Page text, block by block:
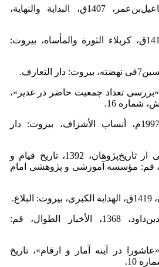
ابن‌کثیر دمشقی، اسماعیل‌بن‌عمر، 1407ق، البدایة والنهایة،
احمد حسین یعقوب، 1418ق، کربلاء الثورة والمأساه، بیروت:
سید جلال، 1386، «بررسی تعداد جمعیت حاضر در غدیر»،
شماره 16.
بلاذری، احمدبن‌یحیی، 1997م، أنساب الأشراف، بیروت: دار
پیشوایی، مهدی و جمعی از تاریخ‌پژوهان، 1392، تاریخ قیام و
قم: مؤسسه آموزشی و پژوهشی امام
دینوری، ابوحنیفه احمدبن‌داود، 1368، الأخبار الطوال، قم:
محسن، 1385، «عاشورا در آینه آمار و ارقام»، تاریخ
10.